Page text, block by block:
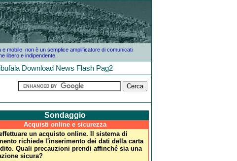
mobile: non è un semplice amplificatore di comunicati
libero e indipendente.
Download News Flash Pag2
Sondaggio
Acquisti online e sicurezza
un acquisto online. Il sistema di
richiede l'inserimento dei dati della carta
Quali precauzioni prendi affinché sia una
sicura?